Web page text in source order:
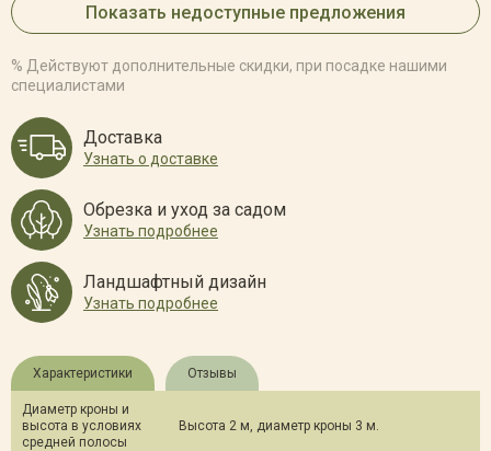
Показать недоступные предложения
% Действуют дополнительные скидки, при посадке нашими
специалистами
Доставка
Узнать о доставке
Обрезка и уход за садом
Узнать подробнее
Ландшафтный дизайн
Узнать подробнее
Характеристики Отзывы
Диаметр кроны и
высота в условиях
средней полосы
Высота 2 м, диаметр кроны 3 м.